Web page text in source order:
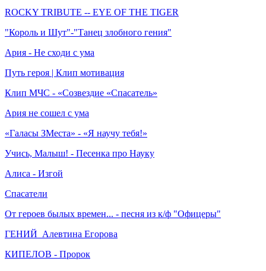
ROCKY TRIBUTE -- EYE OF THE TIGER
"Король и Шут"-"Танец злобного гения"
Ария - Не сходи с ума
Путь героя | Клип мотивация
Клип МЧС - «Созвездие «Спасатель»
Ария не сошел с ума
«Галасы ЗМеста» - «Я научу тебя!»
Учись, Малыш! - Песенка про Науку
Алиса - Изгой
Спасатели
От героев былых времен... - песня из к/ф "Офицеры"
ГЕНИЙ_Алевтина Егорова
КИПЕЛОВ - Пророк